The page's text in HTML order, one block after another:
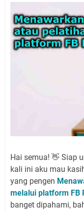
Hai semua! 👋 Siap
kali ini aku mau
yang pengen
melalui platform FB
banget dipahami,